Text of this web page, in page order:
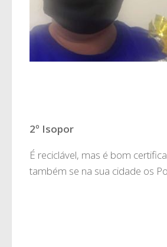
2º Isopor
É reciclável, mas é bom
também se na sua cidade os